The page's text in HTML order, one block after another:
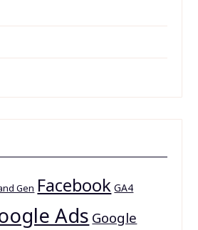
Gen Facebook GA4
Ads Google